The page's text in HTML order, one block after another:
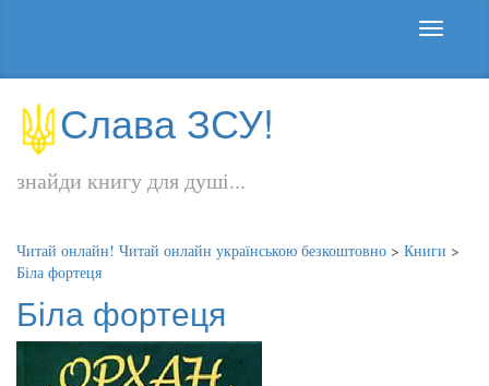
Слава ЗСУ!
знайди книгу для душі...
Читай онлайн! Читай онлайн українською безкоштовно > Книги >
Біла фортеця
Біла фортеця